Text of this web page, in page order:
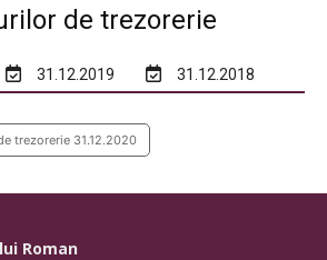
de trezorerie
31.12.2019 31.12.2018
trezorerie 31.12.2020
Roman